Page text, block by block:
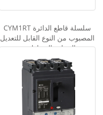
g
er
CYM1RT سلسلة قاطع الدائرة
المصبوب من النوع القابل للتعديل
بالحرارة المغناطيسية